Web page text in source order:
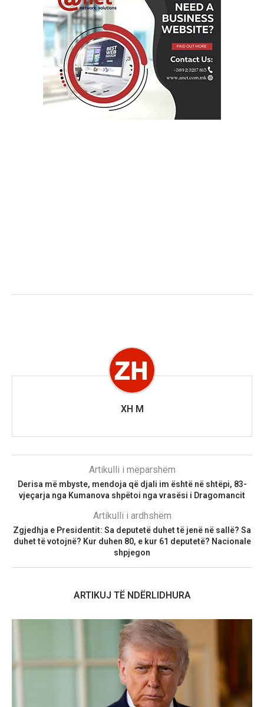
XH M
Artikulli i mëparshëm
Derisa më mbyste, mendoja që djali im është në shtëpi, 83-
vjeçarja nga Kumanova shpëtoi nga vrasësi i Dragomancit
Artikulli i ardhshëm
Zgjedhja e Presidentit: Sa deputetë duhet të jenë në sallë? Sa
duhet të votojnë? Kur duhen 80, e kur 61 deputetë? Nacionale
shpjegon
ARTIKUJ TË NDËRLIDHURA